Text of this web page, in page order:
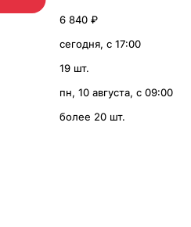
6 840 ₽
сегодня, с 17:00
19 шт.
пн, 10 августа, с 09:00
более 20 шт.